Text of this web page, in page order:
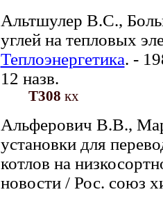
Альтшулер В.С.,
углей на тепловых
Теплоэнергетика. -
12 назв.
Т308 кх
Альферович В.В.,
установки для
котлов на
новости / Рос. союз